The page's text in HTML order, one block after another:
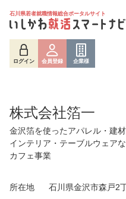
石川県若者就職情報総合ポータルサイト
ログイン 会員登録 企業様
株式会社箔一
金沢箔を使ったアパレル・建
インテリア・テーブルウェア
カフェ事業
所在地
石川県金沢市森戸2